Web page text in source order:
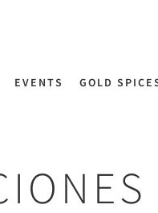
EVENTS GOLD